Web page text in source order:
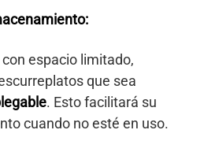
espacio limitado,
que sea
. Esto facilitará su
cuando no esté en uso.